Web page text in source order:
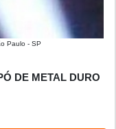
Paulo - SP
DE METAL DURO